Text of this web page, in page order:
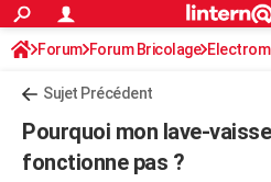
ACTUALITÉS
Politique
Société
Faits Divers
Education
Monde
Villes
+
Programme TV
TNTStreaming
Cinéma
Sorties cinéma
Musique
+FINANCE
Forum Forum Bricolage
Sujet Précédent
Pourquoi mon lave-
fonctionne pas ?